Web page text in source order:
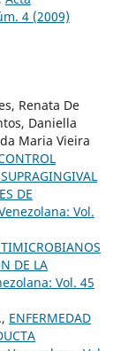
4 (2009)
Renata De
Daniella
Maria Vieira
DE
Vol.
DE LA
Vol. 45
ENFERMEDAD